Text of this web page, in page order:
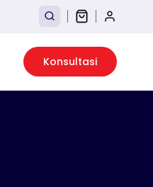
Konsultasi